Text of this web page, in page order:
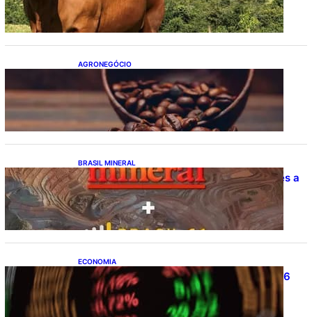
AGRONEGÓCIO
Café hoje: confira cotações para esta
quinta-feira (6)
BRASIL MINERAL
Estudo da Amcham aponta R$ 192 bilhões a
mais no PIB
ECONOMIA
Ibovespa fecha último pregão aos 177.726
pontos